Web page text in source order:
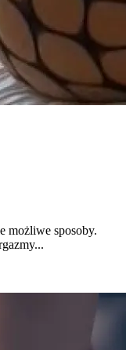
możliwe sposoby.